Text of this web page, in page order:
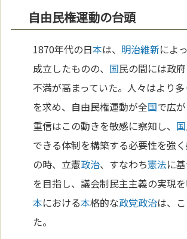
自由民権運動の台頭
1870年代の日本は、 明治維新によ
成立したものの、 国民の間には政
不満が高まっていた。人々はより
を求め、自由民権運動が全国で広
重信はこの動きを敏感に察知し、 国
できる体制を構築する必要性を強
の時、立憲政治、すなわち憲法に
を目指し、議会制民主主義の実現
本における本格的な政党政治は、
た。